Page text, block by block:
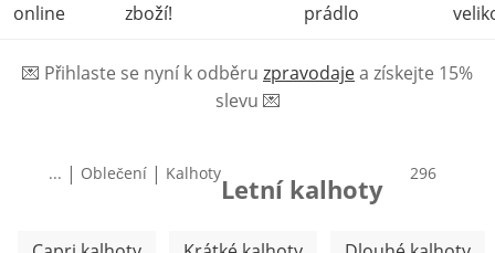
online
zboží!
prádlo
💌 Přihlaste se nyní k odběru zpravodajea získejte 15%
slevu 💌
... | Oblečení | KalhotyLetní kalhoty produktů
296
Přeskočit další kategorie